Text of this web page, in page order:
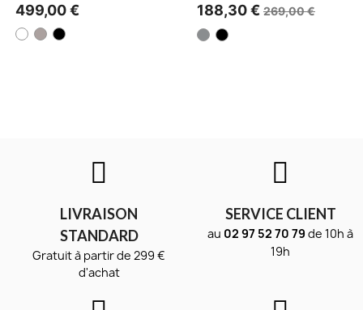
499,00 € 188,30 € 269,00 €
LIVRAISON
STANDARD
Gratuit à partir de 299 €
d'achat
SERVICE CLIENT
au 02 97 52 70 79 de 10h à
19h